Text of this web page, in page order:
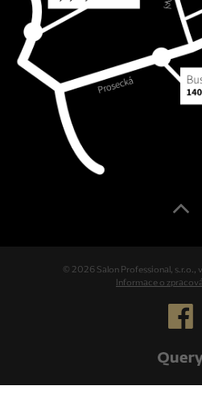
© 2026 Salon Professional, s.r.o.,
Informace o